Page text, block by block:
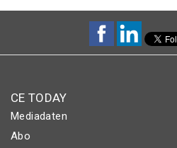
CE TODAY
Mediadaten
Abo